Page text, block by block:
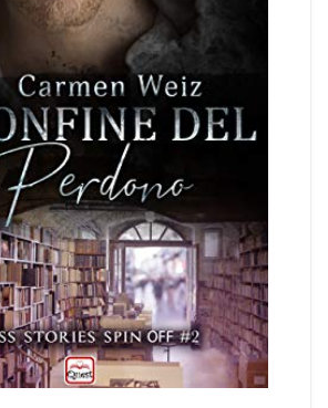
QLGBT romance
Romance Contemporanei
Romance Distopici
Romance StoricI
Romance vittoriani
Romance Regency
Royal romance